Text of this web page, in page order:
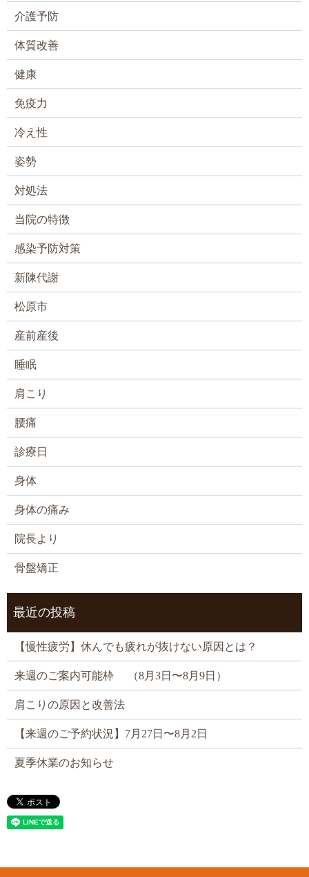
介護予防
体質改善
健康
免疫力
冷え性
姿勢
対処法
当院の特徴
感染予防対策
新陳代謝
松原市
産前産後
睡眠
肩こり
腰痛
診療日
身体
身体の痛み
院長より
骨盤矯正
最近の投稿
【慢性疲労】休んでも疲れが抜けない原因とは？
来週のご案内可能枠 （8月3日〜8月9日）
肩こりの原因と改善法
【来週のご予約状況】7月27日〜8月2日
夏季休業のお知らせ